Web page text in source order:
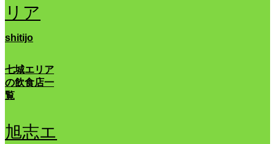
リア
shitijo
七城エリア
の飲食店一
覧
旭志エ